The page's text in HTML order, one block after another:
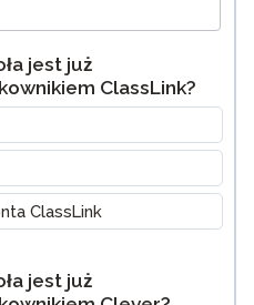
jest już
ClassLink?
ClassLink
jest już